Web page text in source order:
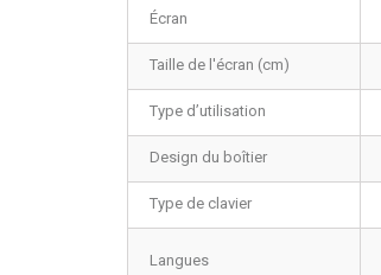
Écran
Taille de l'écran (cm)
Type d’utilisation
Design du boîtier
Type de clavier
Langues